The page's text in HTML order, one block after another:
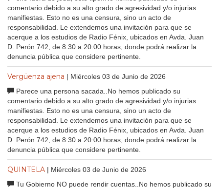
comentario debido a su alto grado de agresividad y/o injurias
manifiestas. Esto no es una censura, sino un acto de
responsabilidad. Le extendemos una invitación para que se
acerque a los estudios de Radio Fénix, ubicados en Avda. Juan
D. Perón 742, de 8:30 a 20:00 horas, donde podrá realizar la
denuncia pública que considere pertinente.
Vergüenza ajena | Miércoles 03 de Junio de 2026
Parece una persona sacada..No hemos publicado su
comentario debido a su alto grado de agresividad y/o injurias
manifiestas. Esto no es una censura, sino un acto de
responsabilidad. Le extendemos una invitación para que se
acerque a los estudios de Radio Fénix, ubicados en Avda. Juan
D. Perón 742, de 8:30 a 20:00 horas, donde podrá realizar la
denuncia pública que considere pertinente.
QUINTELA | Miércoles 03 de Junio de 2026
Tu Gobierno NO puede rendir cuentas..No hemos publicado su